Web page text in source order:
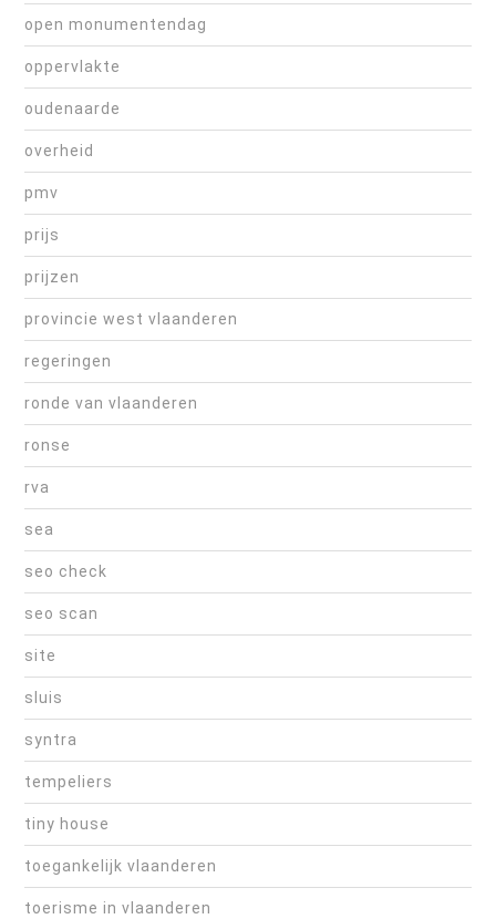
open monumentendag
oppervlakte
oudenaarde
overheid
pmv
prijs
prijzen
provincie west vlaanderen
regeringen
ronde van vlaanderen
ronse
rva
sea
seo check
seo scan
site
sluis
syntra
tempeliers
tiny house
toegankelijk vlaanderen
toerisme in vlaanderen